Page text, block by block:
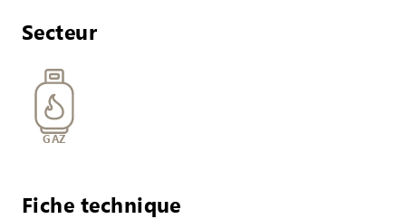
Secteur
GAZ
Fiche technique